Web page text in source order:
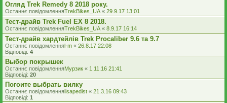
Огляд Trek Remedy 8 2018 року.
Останнє повідомленняTrekBikes_UA « 29.9.17 13:01
Тест-драйв Trek Fuel EX 8 2018.
Останнє повідомленняTrekBikes_UA « 8.9.17 16:14
Тест-драйв хардтейлів Trek Procaliber 9.6 та 9.7
Останнє повідомленняl-m « 26.8.17 22:08
Відповіді: 4
Выбор покрышек
Останнє повідомленняМурзик « 1.11.16 21:41
Відповіді: 20
Погоите выбрать вилку
Останнє повідомленняlisapedist « 21.3.16 09:43
Відповіді: 1